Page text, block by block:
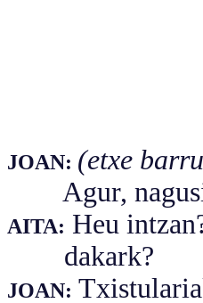
JOAN: (etxe
Agur, nagusi
AITA: Heu
dakark?
JOAN: